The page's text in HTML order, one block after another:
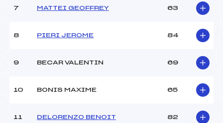
(AP)
GSSB ()
Ouvreurs C :
BEAU
7 MATTEI GEOFFREY 63
8 PIERI JEROME 84
9 BECAR VALENTIN 69
10 BONIS MAXIME 65
11 DELORENZO BENOIT 82